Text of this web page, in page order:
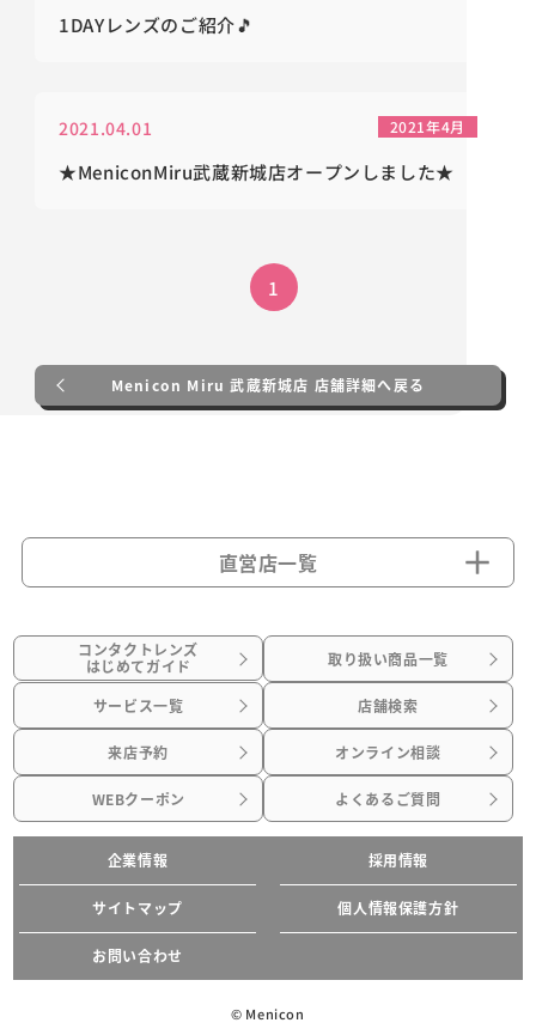
1DAYレンズのご紹介🎵
2021.04.01 2021年4月
★MeniconMiru武蔵新城店オープンしました★
1
Menicon Miru 武蔵新城店 店舗詳細へ戻る
直営店一覧
コンタクトレンズ
はじめてガイド 取り扱い商品一覧
サービス一覧 店舗検索
来店予約 オンライン相談
WEBクーポン よくあるご質問
企業情報 採用情報
サイトマップ 個人情報保護方針
お問い合わせ
© Menicon